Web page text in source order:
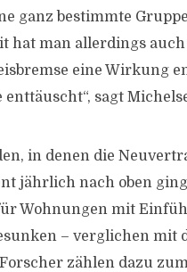
ganz bestimmte
hat man allerdings
eine Wirkung
sagt
in denen die
jährlich nach oben
Wohnungen mit
– verglichen mit
zählen dazu